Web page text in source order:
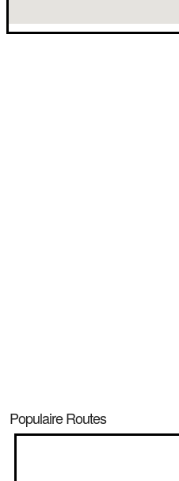
Populaire Routes